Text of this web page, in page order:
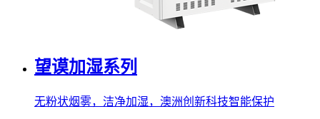
望谟加湿系列
无粉状烟雾，洁净加湿，澳洲创新科技智能保护